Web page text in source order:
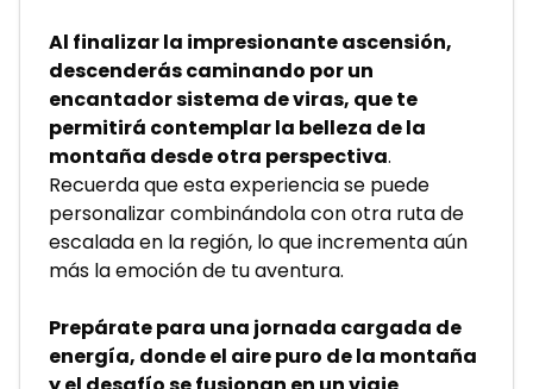
Al finalizar la impresionante ascensión,
descenderás caminando por un
encantador sistema de viras, que te
permitirá contemplar la belleza de la
montaña desde otra perspectiva.
Recuerda que esta experiencia se puede
personalizar combinándola con otra ruta de
escalada en la región, lo que incrementa aún
más la emoción de tu aventura.
Prepárate para una jornada cargada de
energía, donde el aire puro de la montaña